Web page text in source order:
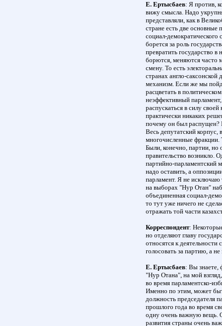
Е. Ертысбаев: Я против,
вижу смысла. Надо
представляли, как в
стране есть две основные
социал-демократического
борется за роль
превратить государство
борются, меняются часто
смену. То есть
странах англо-
механизм. Если же мы
расцветать в
неэффективный
распускаться в силу
практически никаких
почему он был распущен?
Весь депутатский корпус,
многочисленные
Были, конечно, партии, но
правительство возникло.
партийно-парламентский
надо оставить, а
парламент. Я не исключаю
на выборах "Нур Отан"
объединенная социал-
то тут уже ничего не
отражать той части
Корреспондент:
но отделяют главу
относятся к
голосовать за партию, а не
Е. Ертысбаев: Вы знаете,
"Нур Отана", на мой
во время парламентско-
Именно по этим, может
должность председателя
прошлого года во время
одну очень важную вещь.
развития страны очень